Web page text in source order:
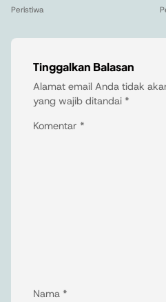
Peristiwa
Tinggalkan Balasan
Alamat email Anda tidak
yang wajib ditandai *
Komentar *
Nama *